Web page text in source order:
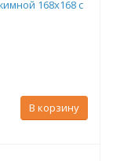
168х168 с
В корзину